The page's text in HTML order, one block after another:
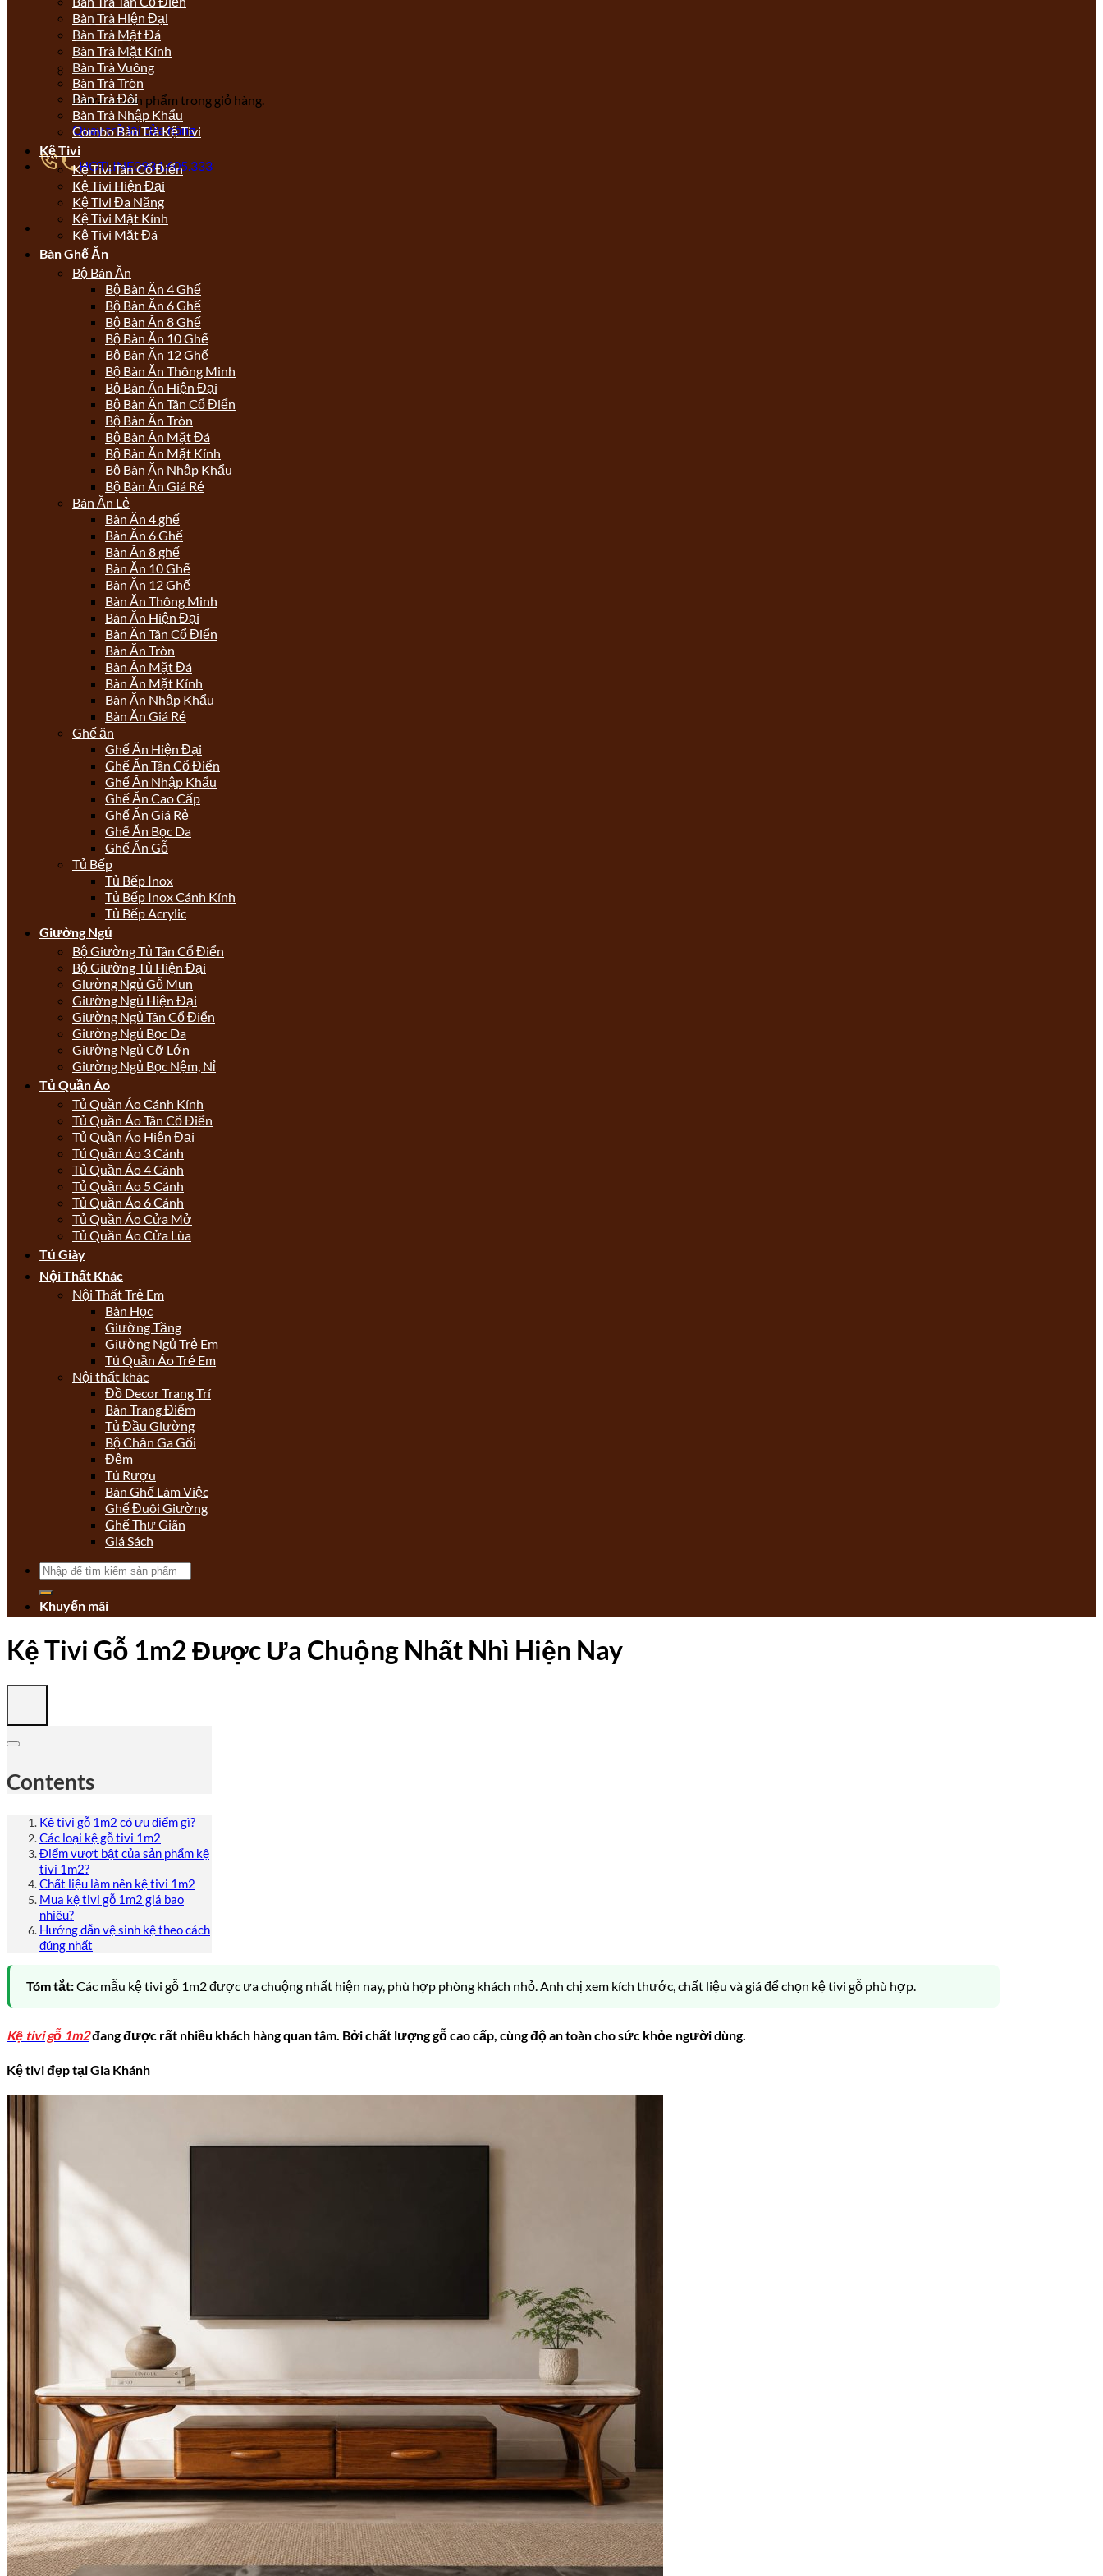
Chưa có sản phẩm trong giỏ hàng.
Quay trở lại cửa hàng
HOTLINE0934.605.333
Bàn Trà Hiện Đại
Bàn Trà Mặt Đá
Bàn Trà Mặt Kính
Bàn Trà Vuông
Bàn Trà Tròn
Bàn Trà Đôi
Bàn Trà Nhập Khẩu
Combo Bàn Trà Kệ Tivi
Kệ Tivi
Kệ Tivi Tân Cổ Điển
Kệ Tivi Hiện Đại
Kệ Tivi Đa Năng
Kệ Tivi Mặt Kính
Kệ Tivi Mặt Đá
Bàn Ghế Ăn
Bộ Bàn Ăn
Bộ Bàn Ăn 4 Ghế
Bộ Bàn Ăn 6 Ghế
Bộ Bàn Ăn 8 Ghế
Bộ Bàn Ăn 10 Ghế
Bộ Bàn Ăn 12 Ghế
Bộ Bàn Ăn Thông Minh
Bộ Bàn Ăn Hiện Đại
Bộ Bàn Ăn Tân Cổ Điển
Bộ Bàn Ăn Tròn
Bộ Bàn Ăn Mặt Đá
Bộ Bàn Ăn Mặt Kính
Bộ Bàn Ăn Nhập Khẩu
Bộ Bàn Ăn Giá Rẻ
Bàn Ăn Lẻ
Bàn Ăn 4 ghế
Bàn Ăn 6 Ghế
Bàn Ăn 8 ghế
Bàn Ăn 10 Ghế
Bàn Ăn 12 Ghế
Bàn Ăn Thông Minh
Bàn Ăn Hiện Đại
Bàn Ăn Tân Cổ Điển
Bàn Ăn Tròn
Bàn Ăn Mặt Đá
Bàn Ăn Mặt Kính
Bàn Ăn Nhập Khẩu
Bàn Ăn Giá Rẻ
Ghế ăn
Ghế Ăn Hiện Đại
Ghế Ăn Tân Cổ Điển
Ghế Ăn Nhập Khẩu
Ghế Ăn Cao Cấp
Ghế Ăn Giá Rẻ
Ghế Ăn Bọc Da
Ghế Ăn Gỗ
Tủ Bếp
Tủ Bếp Inox
Tủ Bếp Inox Cánh Kính
Tủ Bếp Acrylic
Giường Ngủ
Bộ Giường Tủ Tân Cổ Điển
Bộ Giường Tủ Hiện Đại
Giường Ngủ Gỗ Mun
Giường Ngủ Hiện Đại
Giường Ngủ Tân Cổ Điển
Giường Ngủ Bọc Da
Giường Ngủ Cỡ Lớn
Giường Ngủ Bọc Nệm, Nỉ
Tủ Quần Áo
Tủ Quần Áo Cánh Kính
Tủ Quần Áo Tân Cổ Điển
Tủ Quần Áo Hiện Đại
Tủ Quần Áo 3 Cánh
Tủ Quần Áo 4 Cánh
Tủ Quần Áo 5 Cánh
Tủ Quần Áo 6 Cánh
Tủ Quần Áo Cửa Mở
Tủ Quần Áo Cửa Lùa
Tủ Giày
Nội Thất Khác
Nội Thất Trẻ Em
Bàn Học
Giường Tầng
Giường Ngủ Trẻ Em
Tủ Quần Áo Trẻ Em
Nội thất khác
Đồ Decor Trang Trí
Bàn Trang Điểm
Tủ Đầu Giường
Bộ Chăn Ga Gối
Đệm
Tủ Rượu
Bàn Ghế Làm Việc
Ghế Đuôi Giường
Ghế Thư Giãn
Giá Sách
Tìm
kiếm:
Khuyến mãi
Kệ Tivi Gỗ 1m2 Được Ưa Chuộng Nhất Nhì Hiện Nay
Contents
Kệ tivi gỗ 1m2 có ưu điểm gì?
Các loại kệ gỗ tivi 1m2
Điểm vượt bật của sản phẩm kệ
tivi 1m2?
Chất liệu làm nên kệ tivi 1m2
Mua kệ tivi gỗ 1m2 giá bao
nhiêu?
Hướng dẫn vệ sinh kệ theo cách
đúng nhất
Tóm tắt:Các mẫu kệ tivi gỗ 1m2 được ưa chuộng nhất hiện nay, phù hợp phòng khách nhỏ. Anh chị xem kích thước, chất liệu và giá để chọn kệ tivi gỗ phù hợp.
Kệ tivi gỗ 1m2đang được rất nhiều khách hàng quan tâm. Bởi chất lượng gỗ cao cấp, cùng độ an toàn cho sức khỏe người dùng.
Kệ tivi đẹp tại Gia Khánh